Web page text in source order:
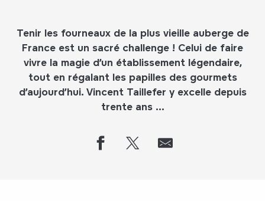
Tenir les fourneaux de la plus vieille auberge de
France est un sacré challenge ! Celui de faire
vivre la magie d’un établissement légendaire,
tout en régalant les papilles des gourmets
d’aujourd’hui. Vincent Taillefer y excelle depuis
trente ans …